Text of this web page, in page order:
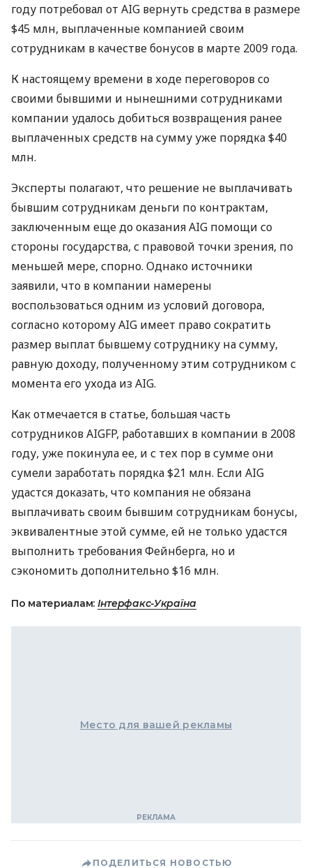
году потребовал от AIG вернуть средства в размере
$45 млн, выплаченные компанией своим
сотрудникам в качестве бонусов в марте 2009 года.
К настоящему времени в ходе переговоров со
своими бывшими и нынешними сотрудниками
компании удалось добиться возвращения ранее
выплаченных средств на сумму уже порядка $40
млн.
Эксперты полагают, что решение не выплачивать
бывшим сотрудникам деньги по контрактам,
заключенным еще до оказания AIG помощи со
стороны государства, с правовой точки зрения, по
меньшей мере, спорно. Однако источники
заявили, что в компании намерены
воспользоваться одним из условий договора,
согласно которому AIG имеет право сократить
размер выплат бывшему сотруднику на сумму,
равную доходу, полученному этим сотрудником с
момента его ухода из AIG.
Как отмечается в статье, большая часть
сотрудников AIGFP, работавших в компании в 2008
году, уже покинула ее, и с тех пор в сумме они
сумели заработать порядка $21 млн. Если AIG
удастся доказать, что компания не обязана
выплачивать своим бывшим сотрудникам бонусы,
эквивалентные этой сумме, ей не только удастся
выполнить требования Фейнберга, но и
сэкономить дополнительно $16 млн.
По материалам: Інтерфакс-Україна
Место для вашей рекламы
ПОДЕЛИТЬСЯ НОВОСТЬЮ